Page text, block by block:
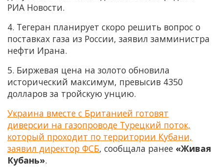
РИА Новости.
4. Тегеран планирует скоро решить вопрос о
поставках газа из России, заявил замминистра
нефти Ирана.
5. Биржевая цена на золото обновила
исторический максимум, превысив 4350
долларов за тройскую унцию.
Украина вместе с Британией готовят
диверсии на газопроводе Турецкий поток,
который проходит по территории Кубани,
заявил директор ФСБ, сообщала ранее «Живая
Кубань».